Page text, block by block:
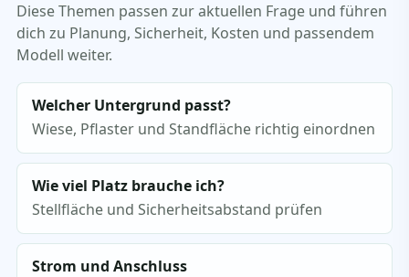
Diese Themen passen zur aktuellen Frage und führen
dich zu Planung, Sicherheit, Kosten und passendem
Modell weiter.
Welcher Untergrund passt?
Wiese, Pflaster und Standfläche richtig einordnen
Wie viel Platz brauche ich?
Stellfläche und Sicherheitsabstand prüfen
Strom und Anschluss